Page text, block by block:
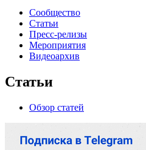
Сообщество
Статьи
Пресс-релизы
Мероприятия
Видеоархив
Статьи
Обзор статей